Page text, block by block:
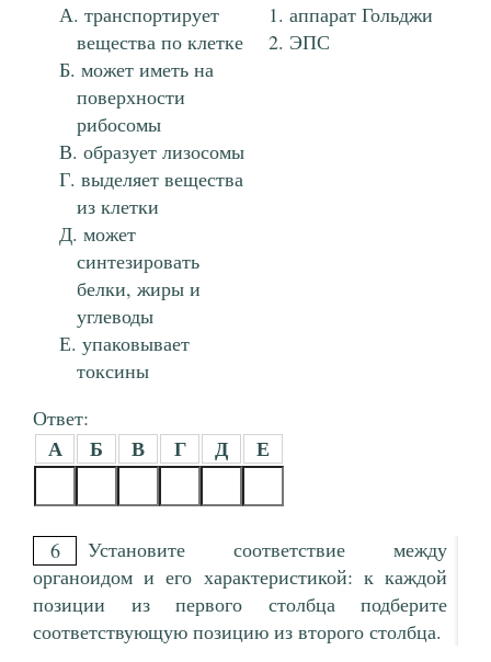
транспортирует
вещества по клетке
может иметь на
поверхности
рибосомы
образует лизосомы
выделяет вещества
из клетки
может
синтезировать
белки, жиры и
углеводы
упаковывает
токсины
аппарат Гольджи
ЭПС
Ответ:
А Б В Г Д Е
6
Установите соответствие между
органоидом и его характеристикой: к каждой
позиции из первого столбца подберите
соответствующую позицию из второго столбца.